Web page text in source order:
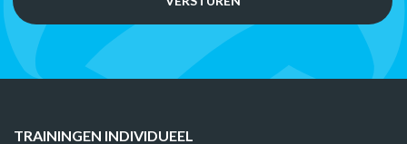
TRAININGEN INDIVIDUEEL